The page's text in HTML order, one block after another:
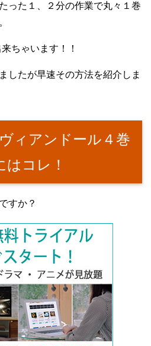
った１、２分の作業で丸々１巻
ちゃいます！！
したが早速その方法を紹介しま
ィアンドール４巻
はコレ！
すか？